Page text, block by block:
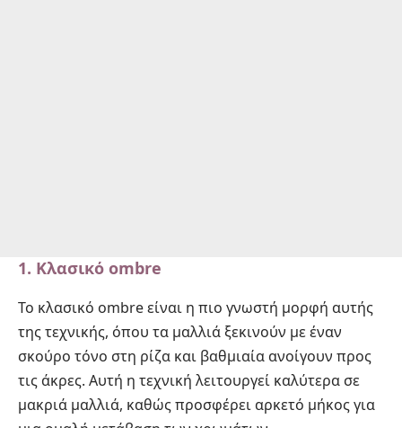
1. Κλασικό ombre
Το κλασικό ombre είναι η πιο γνωστή μορφή αυτής
της τεχνικής, όπου τα μαλλιά ξεκινούν με έναν
σκούρο τόνο στη ρίζα και βαθμιαία ανοίγουν προς
τις άκρες. Αυτή η τεχνική λειτουργεί καλύτερα σε
μακριά μαλλιά, καθώς προσφέρει αρκετό μήκος για